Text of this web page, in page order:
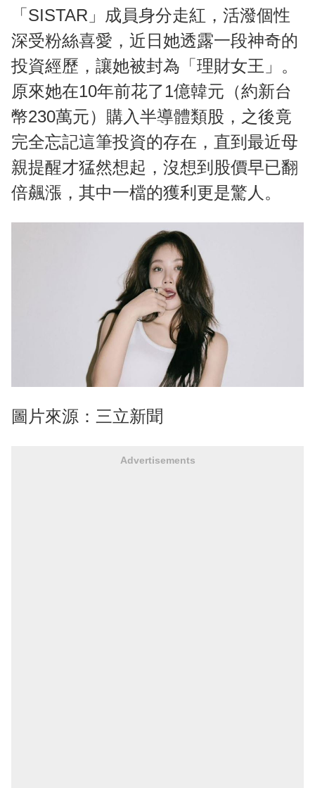
「SISTAR」成員身分走紅，活潑個性
深受粉絲喜愛，近日她透露一段神奇的
投資經歷，讓她被封為「理財女王」。
原來她在10年前花了1億韓元（約新台
幣230萬元）購入半導體類股，之後竟
完全忘記這筆投資的存在，直到最近母
親提醒才猛然想起，沒想到股價早已翻
倍飆漲，其中一檔的獲利更是驚人。
圖片來源：三立新聞
Advertisements